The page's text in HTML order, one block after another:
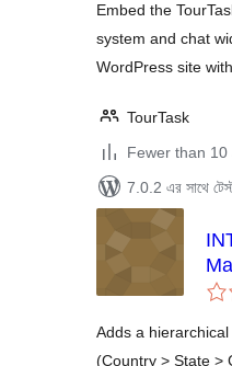
Embed the
system and chat
WordPress site
TourTask
Fewer than
7.0.2 এর সাথে
Adds a
(Country > State >